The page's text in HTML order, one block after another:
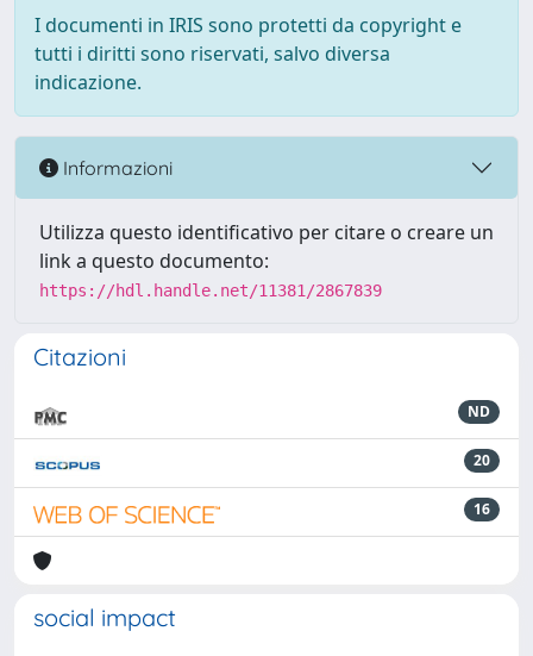
I documenti in IRIS sono protetti da copyright e
tutti i diritti sono riservati, salvo diversa
indicazione.
Informazioni
Utilizza questo identificativo per citare o creare un
link a questo documento:
https://hdl.handle.net/11381/2867839
Citazioni
ND
20
16
social impact